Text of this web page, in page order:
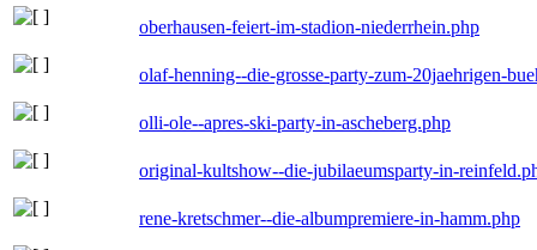
oberhausen-feiert-im-stadion-niederrhein.php
olaf-henning--die-grosse-party-zum-20jaehrigen-
olli-ole--apres-ski-party-in-ascheberg.php
original-kultshow--die-jubilaeumsparty-in-
rene-kretschmer--die-albumpremiere-in-hamm.php